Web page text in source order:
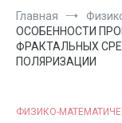
Главная
ОСОБЕННОСТИ
ФРАКТАЛЬНЫХ
ПОЛЯРИЗАЦИИ
ФИЗИКО-